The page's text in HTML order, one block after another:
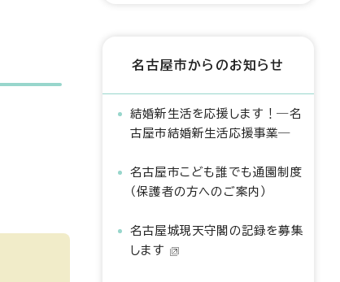
名古屋市からのお知らせ
結婚新生活を応援します！―名
古屋市結婚新生活応援事業―
名古屋市こども誰でも通園制度
（保護者の方へのご案内）
名古屋城現天守閣の記録を募集
します